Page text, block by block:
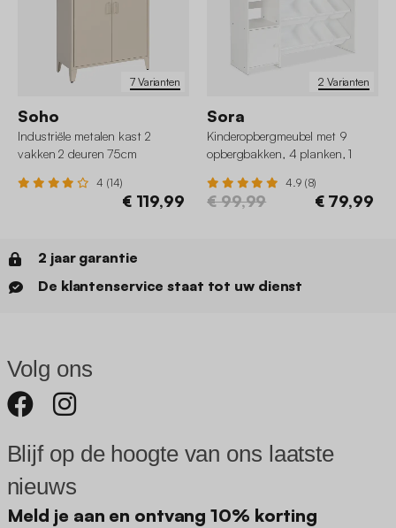
7 Varianten
Soho
Industriële metalen kast 2
vakken 2 deuren 75cm
4 (14)
€ 119,99
2 Varianten
Sora
Kinderopbergmeubel met 9
opbergbakken, 4 planken, 1
4.9 (8)
€ 99,99 € 79,99
2 jaar garantie
De klantenservice staat tot uw dienst
Volg ons
Blijf op de hoogte van ons laatste
nieuws
Meld je aan en ontvang 10% korting